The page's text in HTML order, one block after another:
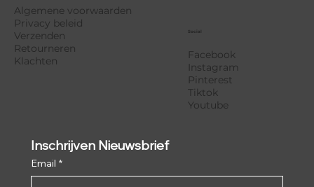
Algemene voorwaarden
Privacy beleid
Verzenden
Retourneren
Klachten
Facebook
Instagram
Pinterest
Tiktok
Youtube
Social
Inschrijven Nieuwsbrief
Email *